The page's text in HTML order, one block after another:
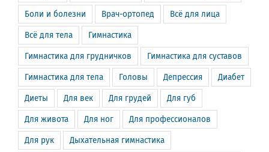
Боли и болезни Врач-ортопед Всё для лица
Всё для тела Гимнастика
Гимнастика для грудничков Гимнастика для суставов
Гимнастика для тела Головы Депрессия Диабет
Диеты Для век Для грудей Для губ
Для живота Для ног Для профессионалов
Для рук Дыхательная гимнастика